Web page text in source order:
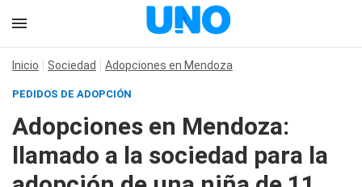
Inicio Sociedad Adopciones en Mendoza
PEDIDOS DE ADOPCIÓN
Adopciones en Mendoza:
llamado a la sociedad para la